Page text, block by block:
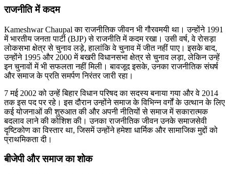
राजनीति में कदम
Kameshwar Chaupal का राजनीतिक जीवन भी गौरवमयी था। उन्होंने 1991
में भारतीय जनता पार्टी (BJP) से राजनीति में कदम रखा। उसी वर्ष, वे रोसड़ा
लोकसभा क्षेत्र से चुनाव लड़े, हालांकि वे चुनाव में जीत नहीं पाए। इसके बाद,
उन्होंने 1995 और 2000 में बखरी विधानसभा क्षेत्र से चुनाव लड़ा, लेकिन उन्हें
इन चुनावों में भी सफलता नहीं मिली। बावजूद इसके, उनका राजनीतिक संघर्ष
और समाज के प्रति समर्पण निरंतर जारी रहा।
7 मई 2002 को उन्हें बिहार विधान परिषद का सदस्य बनाया गया और वे 2014
तक इस पद पर रहे। इस दौरान उन्होंने समाज के विभिन्न वर्गों के उत्थान के लिए
कई योजनाओं की शुरुआत की और अपनी नीतियों से समाज में सकारात्मक
बदलाव लाने की कोशिश की। उनका राजनीतिक जीवन उनके समाजसेवी
दृष्टिकोण का विस्तार था, जिसमें उन्होंने हमेशा धार्मिक और सामाजिक मुद्दों को
प्राथमिकता दी।
बीजेपी और समाज का शोक